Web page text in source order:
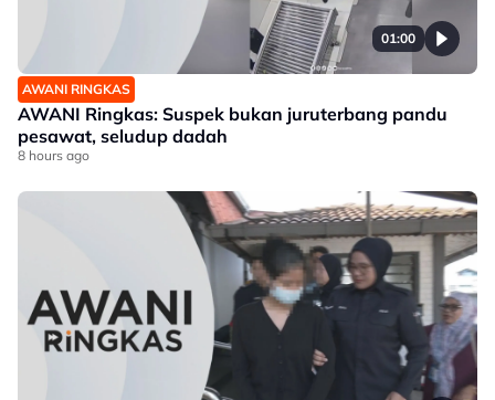
01:00
AWANI RINGKAS
AWANI Ringkas: Suspek bukan juruterbang pandu
pesawat, seludup dadah
8 hours ago